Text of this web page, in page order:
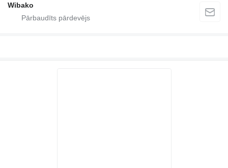
Wibako